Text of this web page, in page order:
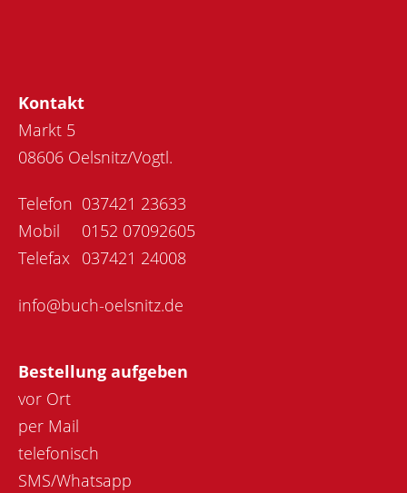
Kontakt
Markt 5
08606 Oelsnitz/Vogtl.
Telefon 037421 23633
Mobil
0152 07092605
Telefax 037421 24008
info@buch-oelsnitz.de
Bestellung aufgeben
vor Ort
per Mail
telefonisch
SMS/Whatsapp